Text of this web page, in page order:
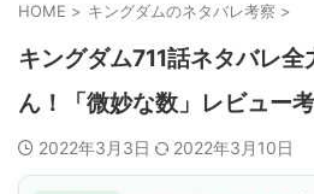
HOME > キングダムのネタバレ考察 >
キングダム711話ネタバレ
ん！「微妙な数」レビュー
2022年3月3日 2022年3月10日